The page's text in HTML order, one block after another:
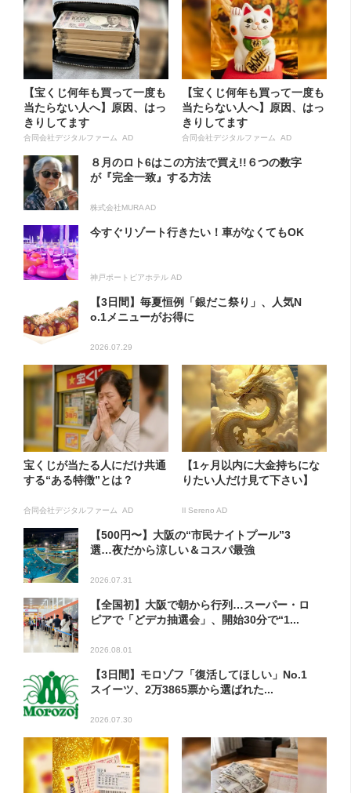
【宝くじ何年も買って一度も
当たらない人へ】原因、はっ
きりしてます
合同会社デジタルファーム AD
【宝くじ何年も買って一度も
当たらない人へ】原因、はっ
きりしてます
合同会社デジタルファーム AD
８月のロト6はこの方法で買え!!６つの数字
が『完全一致』する方法
株式会社MURA AD
今すぐリゾート行きたい！車がなくてもOK
神戸ポートピアホテル AD
【3日間】毎夏恒例「銀だこ祭り」、人気N
o.1メニューがお得に
2026.07.29
宝くじが当たる人にだけ共通
する“ある特徴”とは？
合同会社デジタルファーム AD
【1ヶ月以内に大金持ちにな
りたい人だけ見て下さい】
Il Sereno AD
【500円〜】大阪の“市民ナイトプール”3
選…夜だから涼しい＆コスパ最強
2026.07.31
【全国初】大阪で朝から行列…スーパー・ロ
ピアで「どデカ抽選会」、開始30分で“1...
2026.08.01
【3日間】モロゾフ「復活してほしい」No.1
スイーツ、2万3865票から選ばれた...
2026.07.30